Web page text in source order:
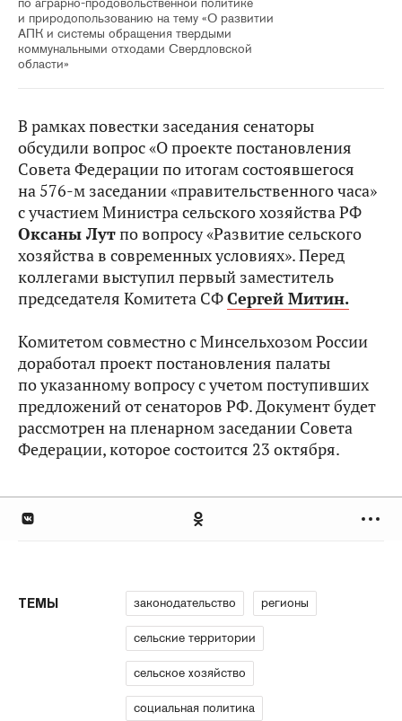
и природопользованию на тему «О развитии
АПК и системы обращения твердыми
коммунальными отходами Свердловской
области»
В рамках повестки заседания сенаторы
обсудили вопрос «О проекте постановления
Совета Федерации по итогам состоявшегося
на 576-м заседании «правительственного часа»
с участием Министра сельского хозяйства РФ
Оксаны Лутпо вопросу «Развитие сельского
хозяйства в современных условиях». Перед
коллегами выступил первый заместитель
председателя Комитета СФСергей Митин.
Комитетом совместно с Минсельхозом России
доработал проект постановления палаты
по указанному вопросу с учетом поступивших
предложений от сенаторов РФ. Документ будет
рассмотрен на пленарном заседании Совета
Федерации, которое состоится 23 октября.
ТЕМЫ законодательство регионы
сельские территории
сельское хозяйство
социальная политика